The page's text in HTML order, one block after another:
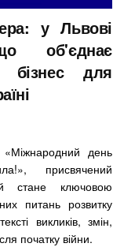
у Львові
об'єднає
бізнес для
день
присвячений
стане ключовою
питань розвитку
викликів, змін,
початку війни.